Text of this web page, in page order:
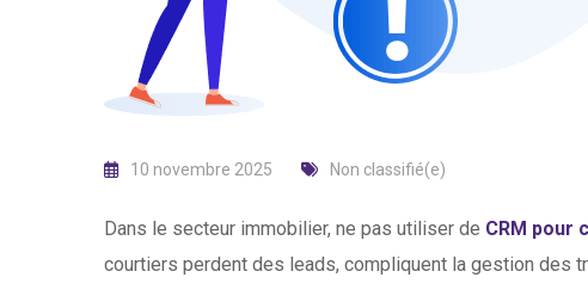
10 novembre 2025 Non classifié(e)
Dans le secteur immobilier, ne pas utiliser de CRM pour
courtiers perdent des leads, compliquent la gestion des